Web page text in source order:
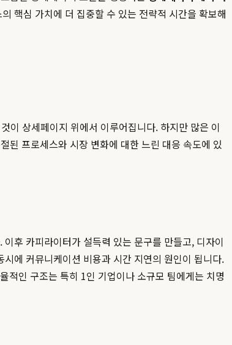
핵심 가치에 더 집중할 수 있는 전략적 시간을 확보해
이 상세페이지 위에서 이루어집니다. 하지만 많은 이
된 프로세스와 시장 변화에 대한 느린 대응 속도에 있
후 카피라이터가 설득력 있는 문구를 만들고, 디자이
에 커뮤니케이션 비용과 시간 지연의 원인이 됩니다.
적인 구조는 특히 1인 기업이나 소규모 팀에게는 치명